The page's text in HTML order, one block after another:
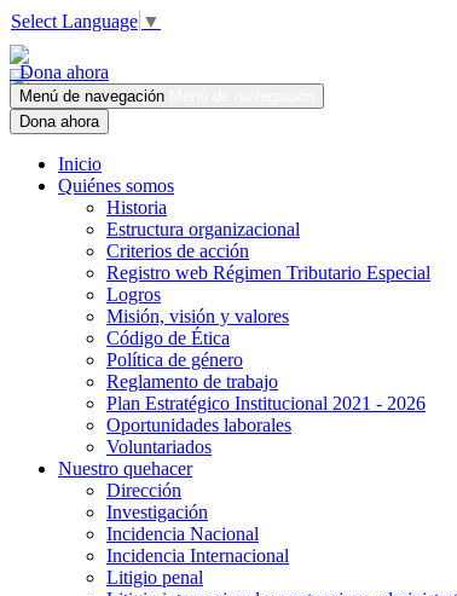
Select Language ▼
Dona ahora
Menú de navegación
Dona ahora
Inicio
Quiénes somos
Historia
Estructura organizacional
Criterios de acción
Registro web Régimen Tributario Especial
Logros
Misión, visión y valores
Código de Ética
Política de género
Reglamento de trabajo
Plan Estratégico Institucional 2021 - 2026
Oportunidades laborales
Voluntariados
Nuestro quehacer
Dirección
Investigación
Incidencia Nacional
Incidencia Internacional
Litigio penal